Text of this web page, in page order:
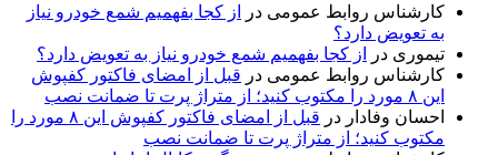
کارشناس روابط عمومی در
از کجا بفهمیم شمع خودرو نیاز
به تعویض دارد؟
تیموری در
از کجا بفهمیم شمع خودرو نیاز به تعویض دارد؟
کارشناس روابط عمومی در قبل از امضای فاکتور کفپوش
این ۸ مورد را مکتوب کنید؛ از متراژ پرت تا ضمانت نصب
احسان وفادار در
قبل از امضای فاکتور کفپوش این ۸ مورد را
مکتوب کنید؛ از متراژ پرت تا ضمانت نصب